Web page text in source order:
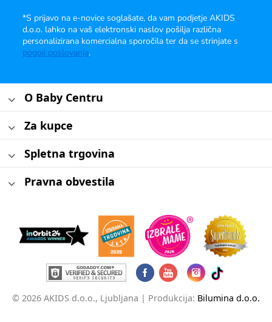
*S prijavo na e-novice soglašate, da vam podjetje AKIDS
d.o.o. lahko na vaš elektronski naslov pošilja različna
personalizirana komercialna sporočila ter da se strinjate s
pogoji poslovanja.
O Baby Centru
Za kupce
Spletna trgovina
Pravna obvestila
© 2026 AKIDS d.o.o., Ljubljana | Produkcija: Bilumina d.o.o.